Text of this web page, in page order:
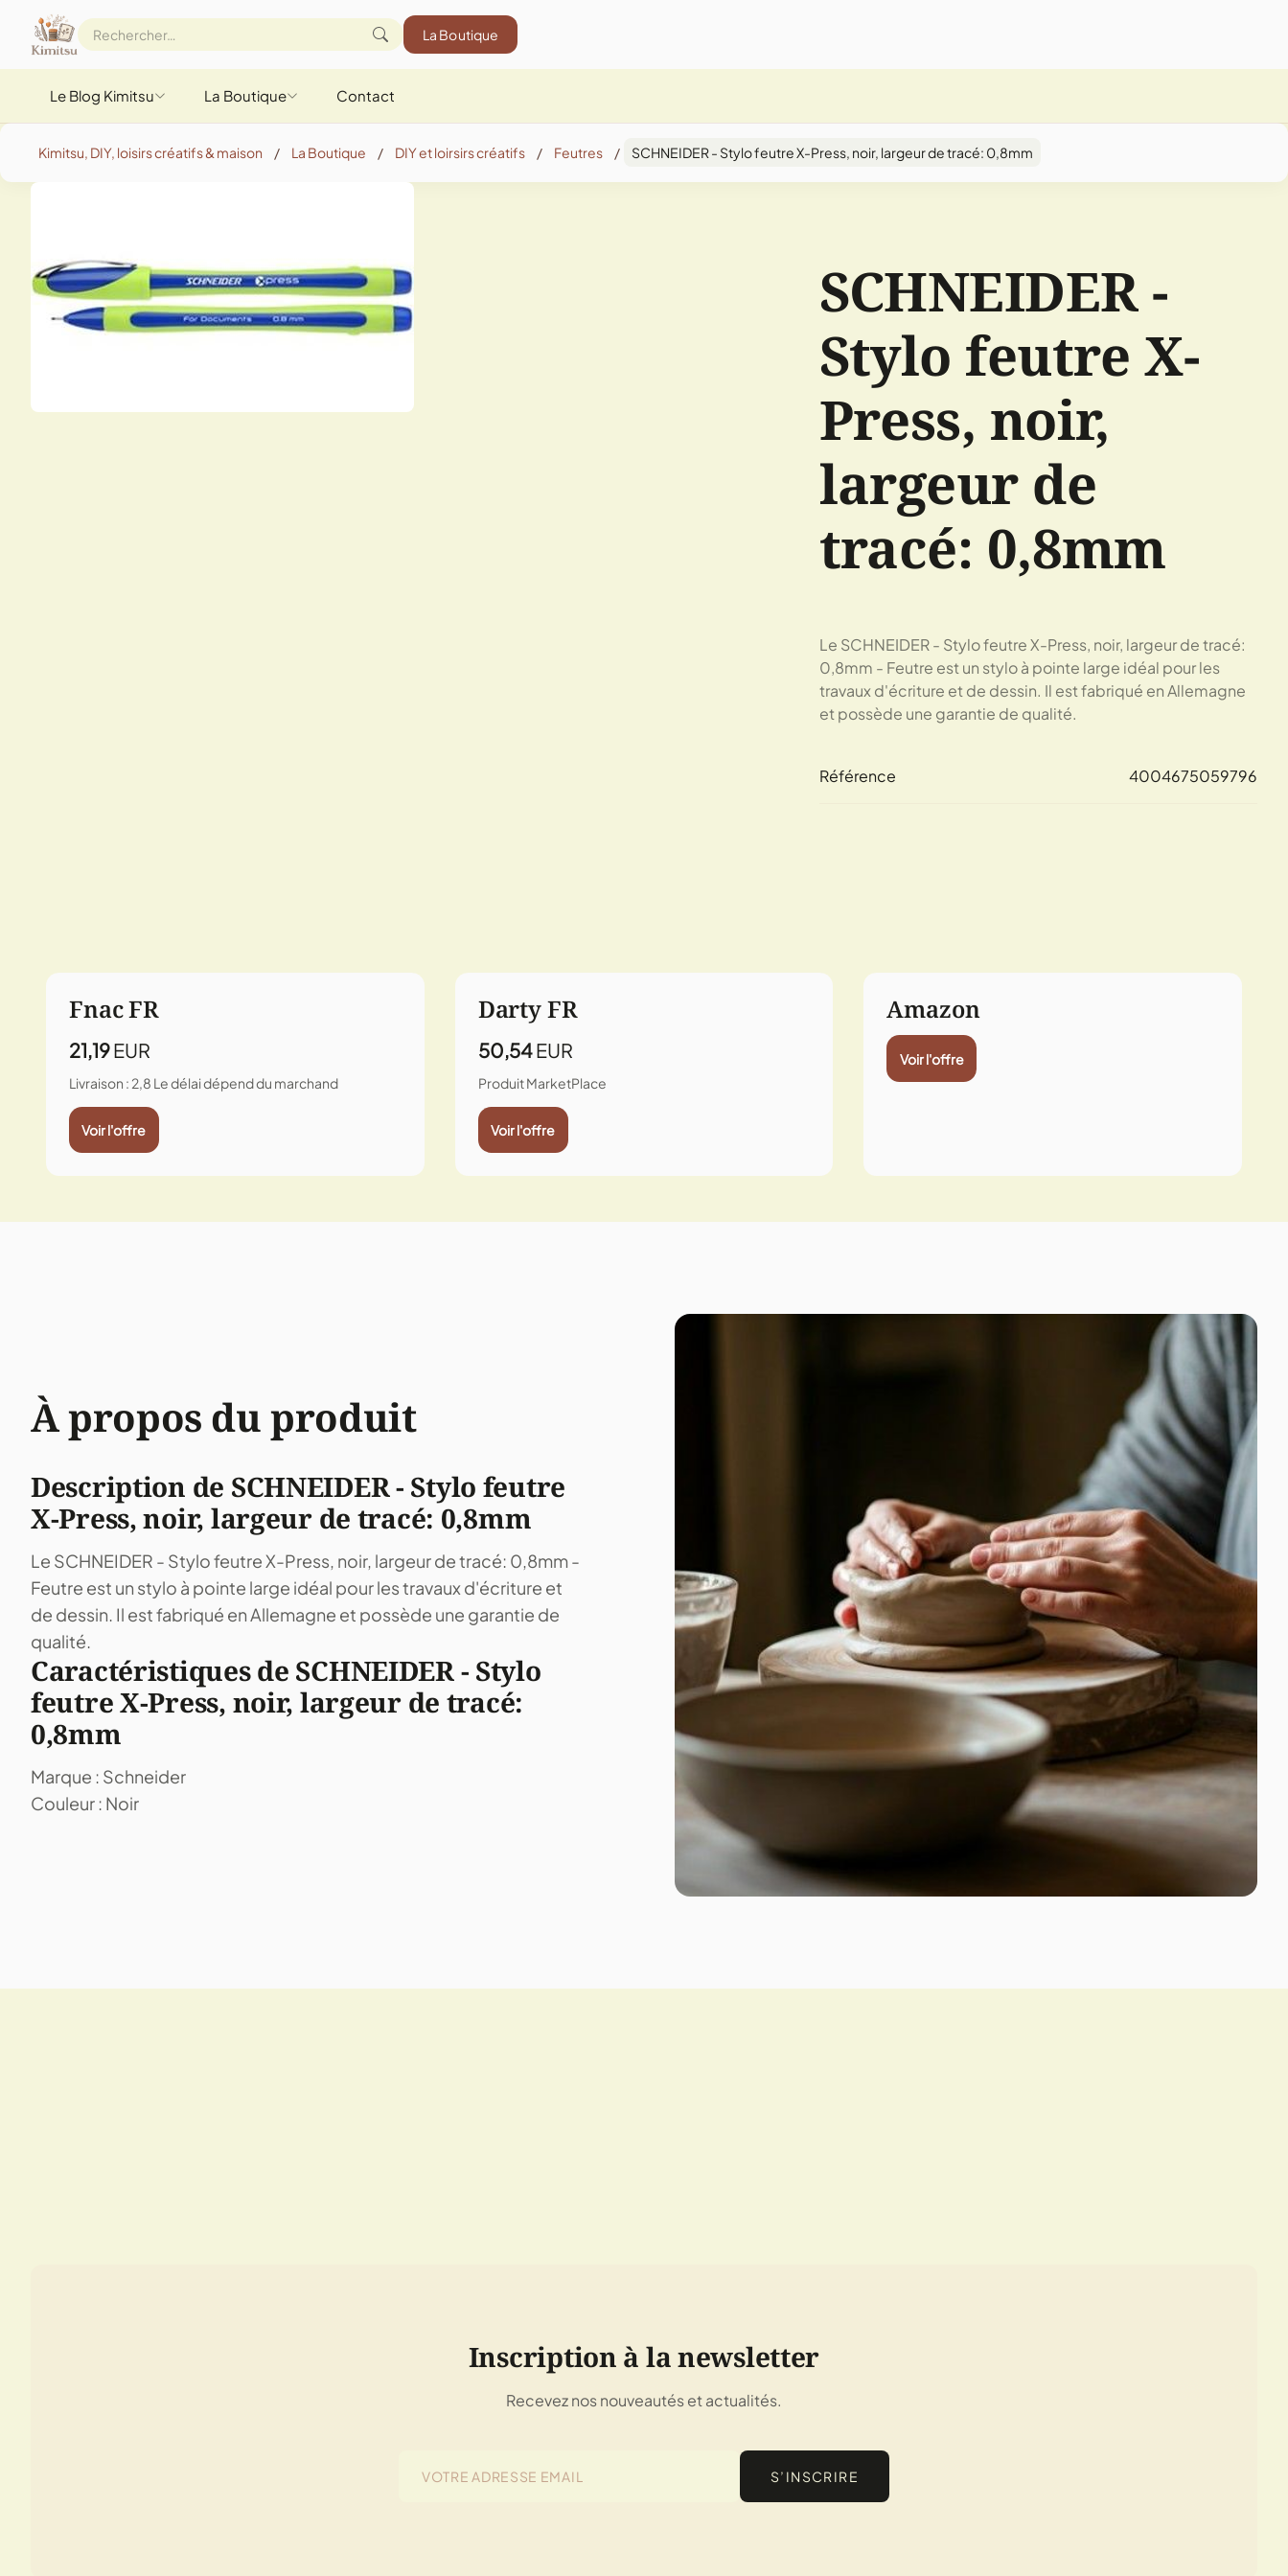
La Boutique
Le Blog Kimitsu La Boutique Contact
Kimitsu, DIY, loisirs créatifs & maison / La Boutique / DIY et loirsirs créatifs / Feutres / SCHNEIDER - Stylo feutre X-Press, noir, largeur de tracé: 0,8mm
SCHNEIDER -
Stylo feutre X-
Press, noir,
largeur de
tracé: 0,8mm
Le SCHNEIDER - Stylo feutre X-Press, noir, largeur de tracé:
0,8mm - Feutre est un stylo à pointe large idéal pour les
travaux d'écriture et de dessin. Il est fabriqué en Allemagne
et possède une garantie de qualité.
Référence 4004675059796
Fnac FR
21,19EUR
Livraison : 2,8 Le délai dépend du marchand
Voir l'offre
Darty FR
50,54EUR
Produit MarketPlace
Voir l'offre
Amazon
Voir l'offre
À propos du produit
Description de SCHNEIDER - Stylo feutre
X-Press, noir, largeur de tracé: 0,8mm
Le SCHNEIDER - Stylo feutre X-Press, noir, largeur de tracé: 0,8mm -
Feutre est un stylo à pointe large idéal pour les travaux d'écriture et
de dessin. Il est fabriqué en Allemagne et possède une garantie de
qualité.
Caractéristiques de SCHNEIDER - Stylo
feutre X-Press, noir, largeur de tracé:
0,8mm
Marque : Schneider
Couleur : Noir
Inscription à la newsletter
Recevez nos nouveautés et actualités.
S’INSCRIRE